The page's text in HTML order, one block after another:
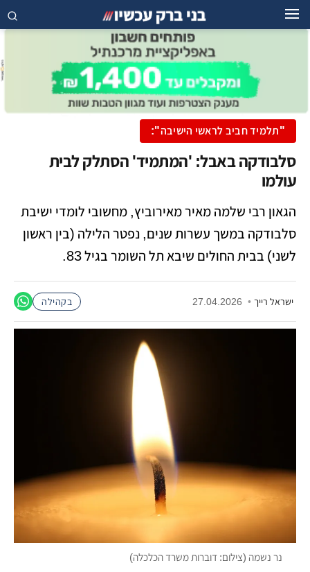
"תלמיד חביב לראשי הישיבה":
סלבודקה באבל: 'המתמיד' הסתלק לבית
עולמו
הגאון רבי שלמה מאיר מאירוביץ, מחשובי לומדי ישיבת
סלבודקה במשך עשרות שנים, נפטר הלילה (בין ראשון
לשני) בבית החולים שיבא תל השומר בגיל 83.
ישראל רייך •
27.04.2026 בקהילה
נר נשמה (צילום: דוברות משרד הכלכלה)